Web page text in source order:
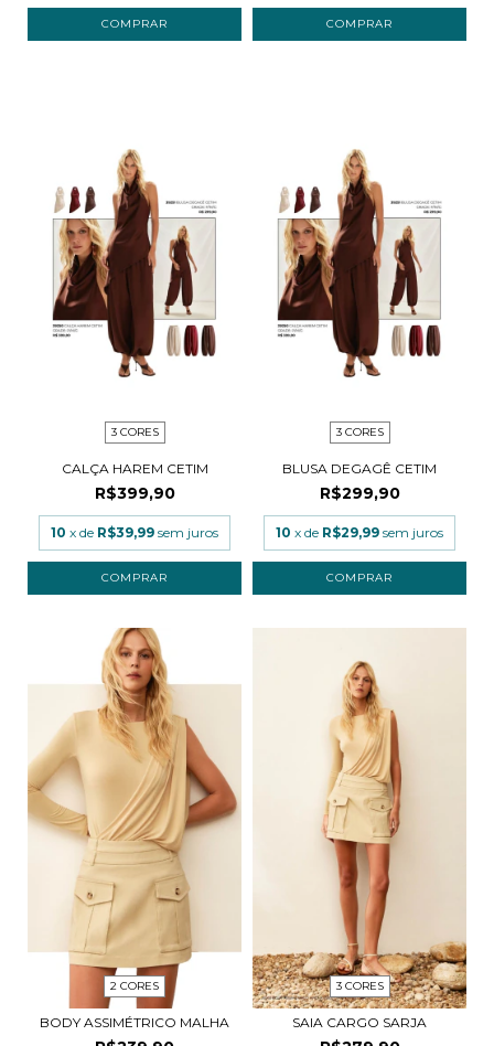
COMPRAR COMPRAR
3 CORES
CALÇA HAREM CETIM
R$399,90
10 x de R$39,99 sem juros
COMPRAR
3 CORES
BLUSA DEGAGÊ CETIM
R$299,90
10 x de R$29,99 sem juros
COMPRAR
2 CORES
BODY ASSIMÉTRICO MALHA
3 CORES
SAIA CARGO SARJA